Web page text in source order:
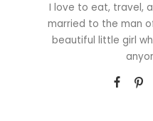
I love to eat, travel,
married to the man
beautiful little girl